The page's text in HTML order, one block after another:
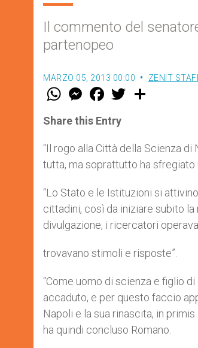
Il commento del
partenopeo
MARZO 05, 2013 00:00 ZENIT
W
t
s
p
p
M
e
s
e
g
e
r
F
a
e
b
o
k
w
r
Share this Entry
“Il rogo alla Città della Scienza
tutta, ma soprattutto ha sfregiato
“Lo Stato e le Istituzioni si
cittadini, così da iniziare subito
divulgazione, i ricercatori
trovavano stimoli e risposte”.
“Come uomo di scienza e figlio
accaduto, e per questo faccio
Napoli e la sua rinascita, in
ha quindi concluso Romano.